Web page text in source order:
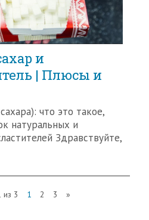
и
| Плюсы и
что это такое,
натуральных и
Здравствуйте,
из 3 1 2 3 »